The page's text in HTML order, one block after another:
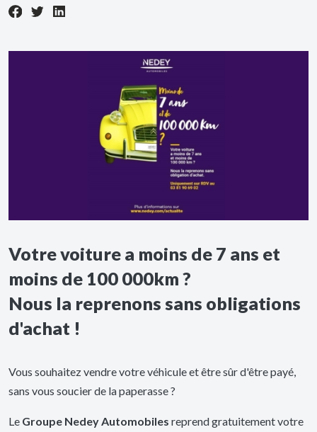
Votre voiture a moins de 7 ans et
moins de 100 000km ?
Nous la reprenons sans obligations
d'achat !
Vous souhaitez vendre votre véhicule et être sûr d'être payé,
sans vous soucier de la paperasse ?
Le Groupe Nedey Automobiles reprend gratuitement votre